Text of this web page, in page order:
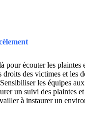
pour écouter les
des victimes et les
les équipes
un suivi des plaintes
à instaurer un